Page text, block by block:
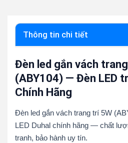
Thông tin chi tiết
Đèn led gắn vách
(ABY104) — Đèn LED
Chính Hãng
Đèn led gắn vách trang trí 5W
LED Duhal chính hãng — chất
tranh, bảo hành uy tín.